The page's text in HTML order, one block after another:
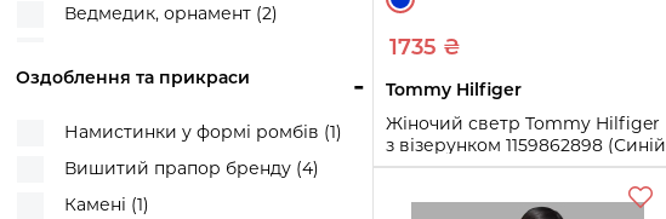
Ведмедик, орнамент (2)
Монограма бренду (1)
Смужки (4)
Ромби (4)
Сніжинка (1)
-
Оздоблення та прикраси
Намистинки у формі ромбів (1)
Вишитий прапор бренду (4)
Камені (1)
1735 ₴
Tommy Hilfiger
Жіночий светр Tommy Hilfiger
з візерунком 1159862898 (Синій
XS)
XS
S L XXL